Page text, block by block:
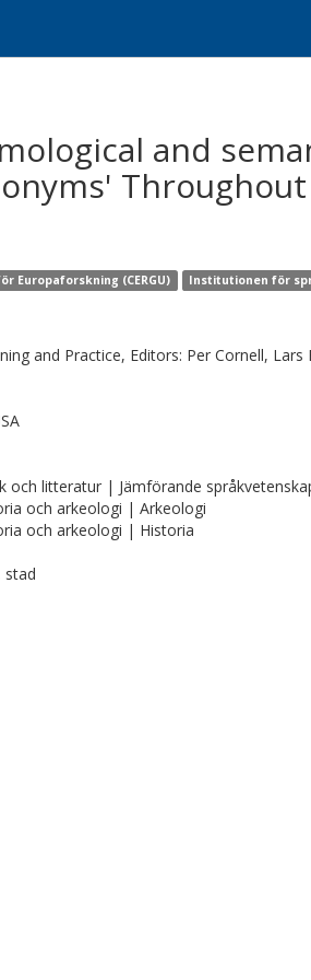
and
Europaforskning (CERGU) Institutionen för
and Practice, Editors: Per Cornell,
och litteratur | Jämförande
och arkeologi | Arkeologi
och arkeologi | Historia
stad